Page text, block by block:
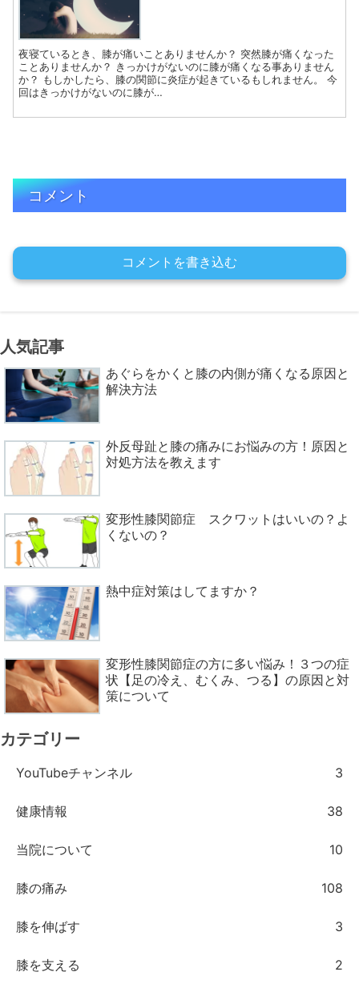
夜寝ているとき、膝が痛いことありませんか？ 突然膝が痛くなった
ことありませんか？ きっかけがないのに膝が痛くなる事ありません
か？ もしかしたら、膝の関節に炎症が起きているもしれません。 今
回はきっかけがないのに膝が…
コメント
コメントを書き込む
人気記事
あぐらをかくと膝の内側が痛くなる原因と
解決方法
外反母趾と膝の痛みにお悩みの方！原因と
対処方法を教えます
変形性膝関節症 スクワットはいいの？よ
くないの？
熱中症対策はしてますか？
変形性膝関節症の方に多い悩み！３つの症
状【足の冷え、むくみ、つる】の原因と対
策について
カテゴリー
YouTubeチャンネル 3
健康情報 38
当院について 10
膝の痛み 108
膝を伸ばす 3
膝を支える 2